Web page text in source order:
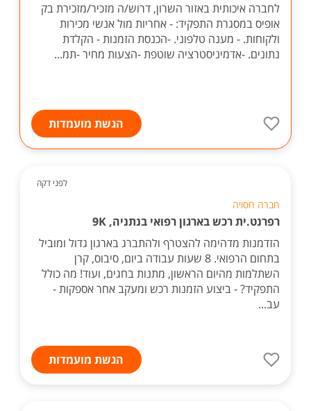
לחברה איכותית באזור השרון, דרוש/ה מזכיר/מזכירת בק
אופיס במסגרת התפקיד: - אחריות מול אנשי מכירות
ולקוחות. - מענה טלפוני. -הכנסת הזמנות - הקלדת
נתונים. -אדמיניסטרציה שוטפת -הצעות מחיר -תמ...
הגשת מועמדות
לפני דקה
חברה חסויה
רפרנט.ית רכש בארגון רפואי בנתניה, 9K
הזדמנות מדהימה להצטרף ולהתברג בארגון גדול ומוביל
בתחום הרפואי. 8 שעות עבודה ביום, סיבוס, קרן
השתלמות מהיום הראשון, מתנות בחגים, ועוד! מה כולל
התפקיד? - ביצוע הזמנות רכש ומעקב אחר אספקות -
עב...
הגשת מועמדות